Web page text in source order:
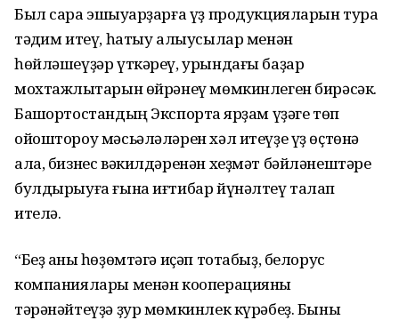
Был сара эшҡыуарҙарға үҙ продукцияларын тура
тәҡдим итеү, һатыу алыусылар менән
һөйләшеүҙәр үткәреү, урындағы баҙар
мохтажлыҡтарын өйрәнеү мөмкинлеген бирәсәк.
Башҡортостандың Экспортҡа ярҙам үҙәге төп
ойоштороу мәсьәләләрен хәл итеүҙе үҙ өҫтөнә
ала, бизнес вәкилдәренән хеҙмәт бәйләнештәре
булдырыуға ғына иғтибар йүнәлтеү талап
ителә.
“Беҙ аныҡ һөҙөмтәгә иҫәп тотабыҙ, белорус
компаниялары менән кооперацияны
тәрәнәйтеүҙә ҙур мөмкинлек күрәбеҙ. Быны